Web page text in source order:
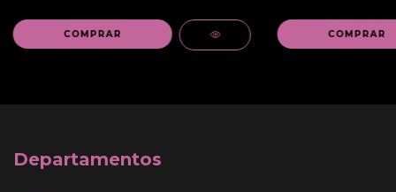
COMPRAR COMPRAR
Departamentos